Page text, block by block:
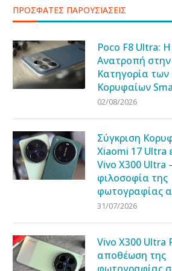
ΠΡΟΣΦΑΤΕΣ ΠΑΡΟΥΣΙΑΣΕΙΣ
Poco F8 Ultra: Η
Ανατροπή στην
Κατηγορία των
Κορυφαίων
02/08/2026
Σύγκριση
Xiaomi 17 Ultra
Vivo X300 Ultra
φιλοσοφία της
φωτογραφίας
31/07/2026
Vivo X300 Ultra
αποθέωση της